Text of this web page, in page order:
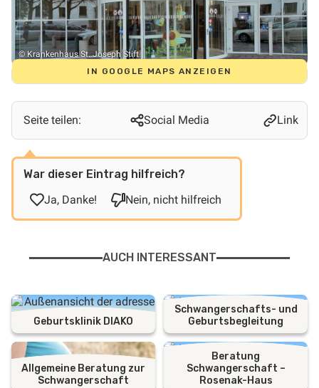
© Krankenhaus St. Joseph Stift
IN GOOGLE MAPS ANZEIGEN
Seite teilen: Social Media Link
War dieser Eintrag hilfreich?
Ja, Danke!
Nein, nicht hilfreich
AUCH INTERESSANT
Geburtsklinik DIAKO
Schwangerschafts- und
Geburtsbegleitung
Allgemeine Beratung zur
Schwangerschaft
Beratung
Schwangerschaft –
Rosenak-Haus